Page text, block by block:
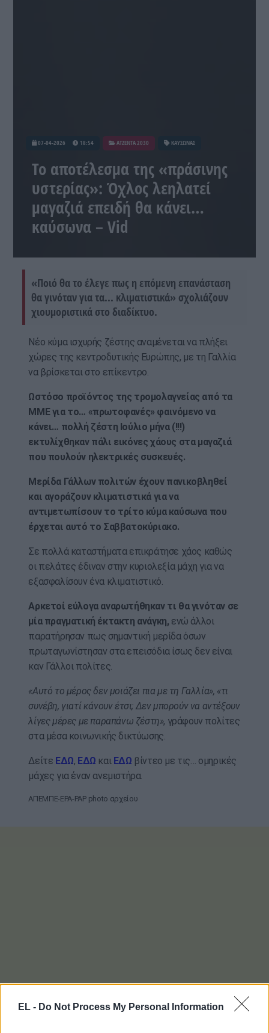
EL - Do Not Process My Personal Information
07-04-2026 18:54 ATZENTA 2030 ΚΑΥΣΩΝΑΣ
Το αποτέλεσμα της «πράσινης
υστερίας»: Όχλος λεηλατεί
μαγαζιά επειδή θα κάνει…
καύσωνα – Vid
«Ποιό θα το έλεγε πως η επόμενη επανάσταση
θα γινόταν για τα... κλιματιστικά» σχολιάζουν
χιουμοριστικά στο διαδίκτυο.
Νέο κύμα ισχυρής ζέστης αναμένεται να πλήξει
χώρες της κεντροδυτικής Ευρώπης, με τη Γαλλία
να βρίσκεται στο επίκεντρο.
Ωστόσο προϊόντος της τρομολαγνείας από τα
ΜΜΕ για το… «πρωτοφανές» φαινόμενο να
κάνει… πολλή ζέστη Ιούλιο μήνα (!!!)
εκτυλίχθηκαν πάλι εικόνες χάους στα μαγαζιά
που πουλούν ηλεκτρικές συσκευές.
Μερίδα Γάλλων πολιτών έχουν πανικοβληθεί
και αγοράζουν κλιματιστικά για να
αντιμετωπίσουν το τρίτο κύμα καύσωνα που
έρχεται αυτό το Σαββατοκύριακο.
Σε πολλά καταστήματα επικράτησε χάος καθώς
οι πελάτες έδιναν στην κυριολεξία μάχη για να
εξασφαλίσουν ένα κλιματιστικό.
Αρκετοί εύλογα αναρωτήθηκαν τι θα γινόταν σε
μία πραγματική έκτακτη ανάγκη, ενώ άλλοι
παρατήρησαν πως σημαντική μερίδα όσων
πρωταγωνίστησαν στα επεισόδια ίσως δεν είναι
καν Γάλλοι πολίτες.
«Αυτό το μέρος δεν μοιάζει πια με τη Γαλλία», «τι
συνέβη, γιατί κάνουν έτσι; Δεν μπορούν να αντέξουν
λίγες μέρες με παραπάνω ζέστη», γράφουν πολίτες
στα μέσα κοινωνικής δικτύωσης.
Δείτε ΕΔΩ, ΕΔΩ και ΕΔΩ βίντεο με τις… ομηρικές
μάχες για έναν ανεμιστήρα.
ΑΠΕΜΠΕ-EPA-PAP photo αρχείου